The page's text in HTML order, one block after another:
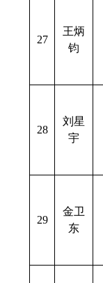
27
王炳
钧
28
刘星
宇
29
金卫
东